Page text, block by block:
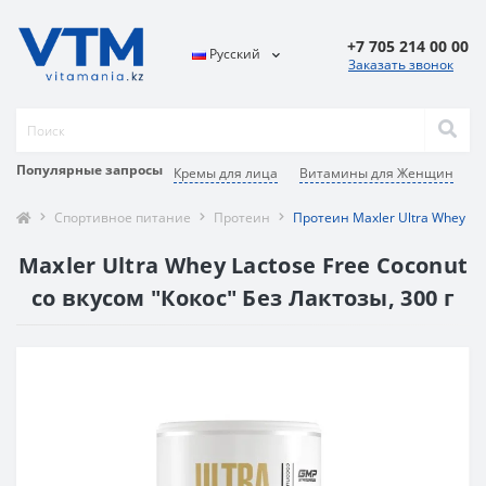
Популярные запросы Кремы для лица Витамины для Женщин
Русский +7 705 214 00 00
Заказать звонок
Спортивное питание Протеин Протеин Maxler Ultra Whey
Maxler Ultra Whey Lactose Free Coconut
со вкусом "Кокос" Без Лактозы, 300 г